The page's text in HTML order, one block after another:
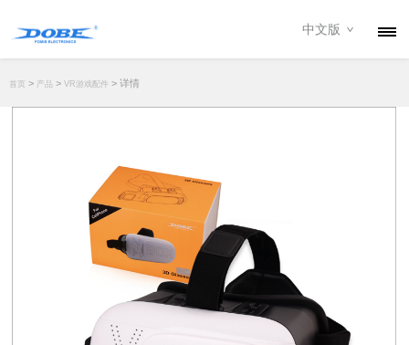
资讯
下载专区
中文版
首页 > 产品 > VR游戏配件 > 详情